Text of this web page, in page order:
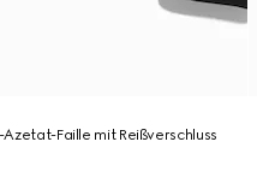
Faille mit Reißverschluss